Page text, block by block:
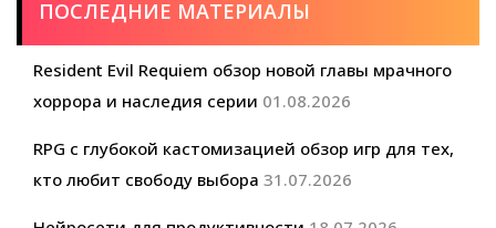
ПОСЛЕДНИЕ МАТЕРИАЛЫ
Resident Evil Requiem обзор новой главы мрачного
хоррора и наследия серии 01.08.2026
RPG с глубокой кастомизацией обзор игр для тех,
кто любит свободу выбора 31.07.2026